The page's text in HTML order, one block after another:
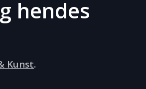
hendes
Kunst.